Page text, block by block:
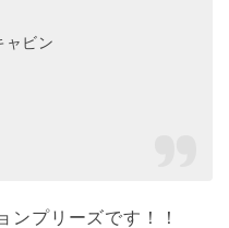
ャビン
ンプリーズです！！